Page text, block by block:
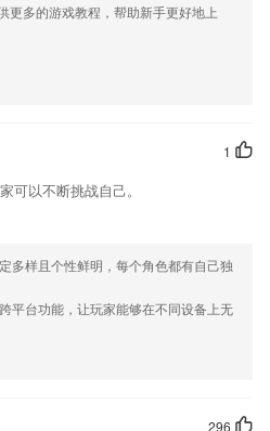
议室
习、趣味常规赛等多种培训方式，从而
伴们能够了解到位。
。
统，考试无忧 。
玩着学，趣味教学课件，牢牢抓住孩子
分激发孩子上课参与感
产品的功能，便于选择使用，提高使
么?
更多的游戏教程，帮助新手更好地上
1
可以不断挑战自己。
多样且个性鲜明，每个角色都有自己独
平台功能，让玩家能够在不同设备上无
296